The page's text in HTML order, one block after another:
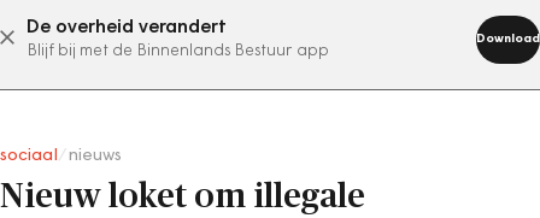
De overheid verandert
Blijf bij met de Binnenlands Bestuur app
Download
abonneer nu
sociaal nieuws
Nieuw loket om illegale